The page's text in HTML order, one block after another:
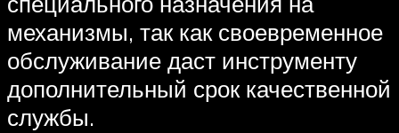
механизмы, так как своевременное
обслуживание даст инструменту
дополнительный срок качественной
службы.